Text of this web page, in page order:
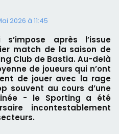
2026 à 11:45
après l’issue
match de la saison de
Club de Bastia. Au-delà
de joueurs qui n’ont
de jouer avec la rage
souvent au cours d’une
- le Sporting a été
incontestablement